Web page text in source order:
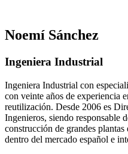
Noemí Sánchez
Ingeniera Industrial
Ingeniera Industrial con
con veinte años de experiencia
reutilización. Desde 2006 es
Ingenieros, siendo responsable
construcción de grandes plantas
dentro del mercado español e